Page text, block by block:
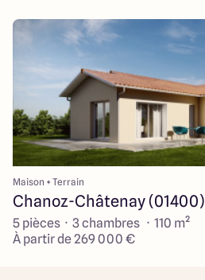
Maison + Terrain
Chanoz-Châtenay (01400)
5 pièces · 3 chambres · 110 m²
À partir de 269 000 €